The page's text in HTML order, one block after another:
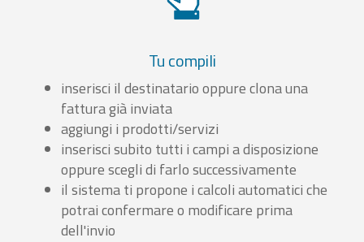
Tu compili
inserisci il destinatario oppure clona una
fattura già inviata
aggiungi i prodotti/servizi
inserisci subito tutti i campi a disposizione
oppure scegli di farlo successivamente
il sistema ti propone i calcoli automatici che
potrai confermare o modificare prima
dell'invio